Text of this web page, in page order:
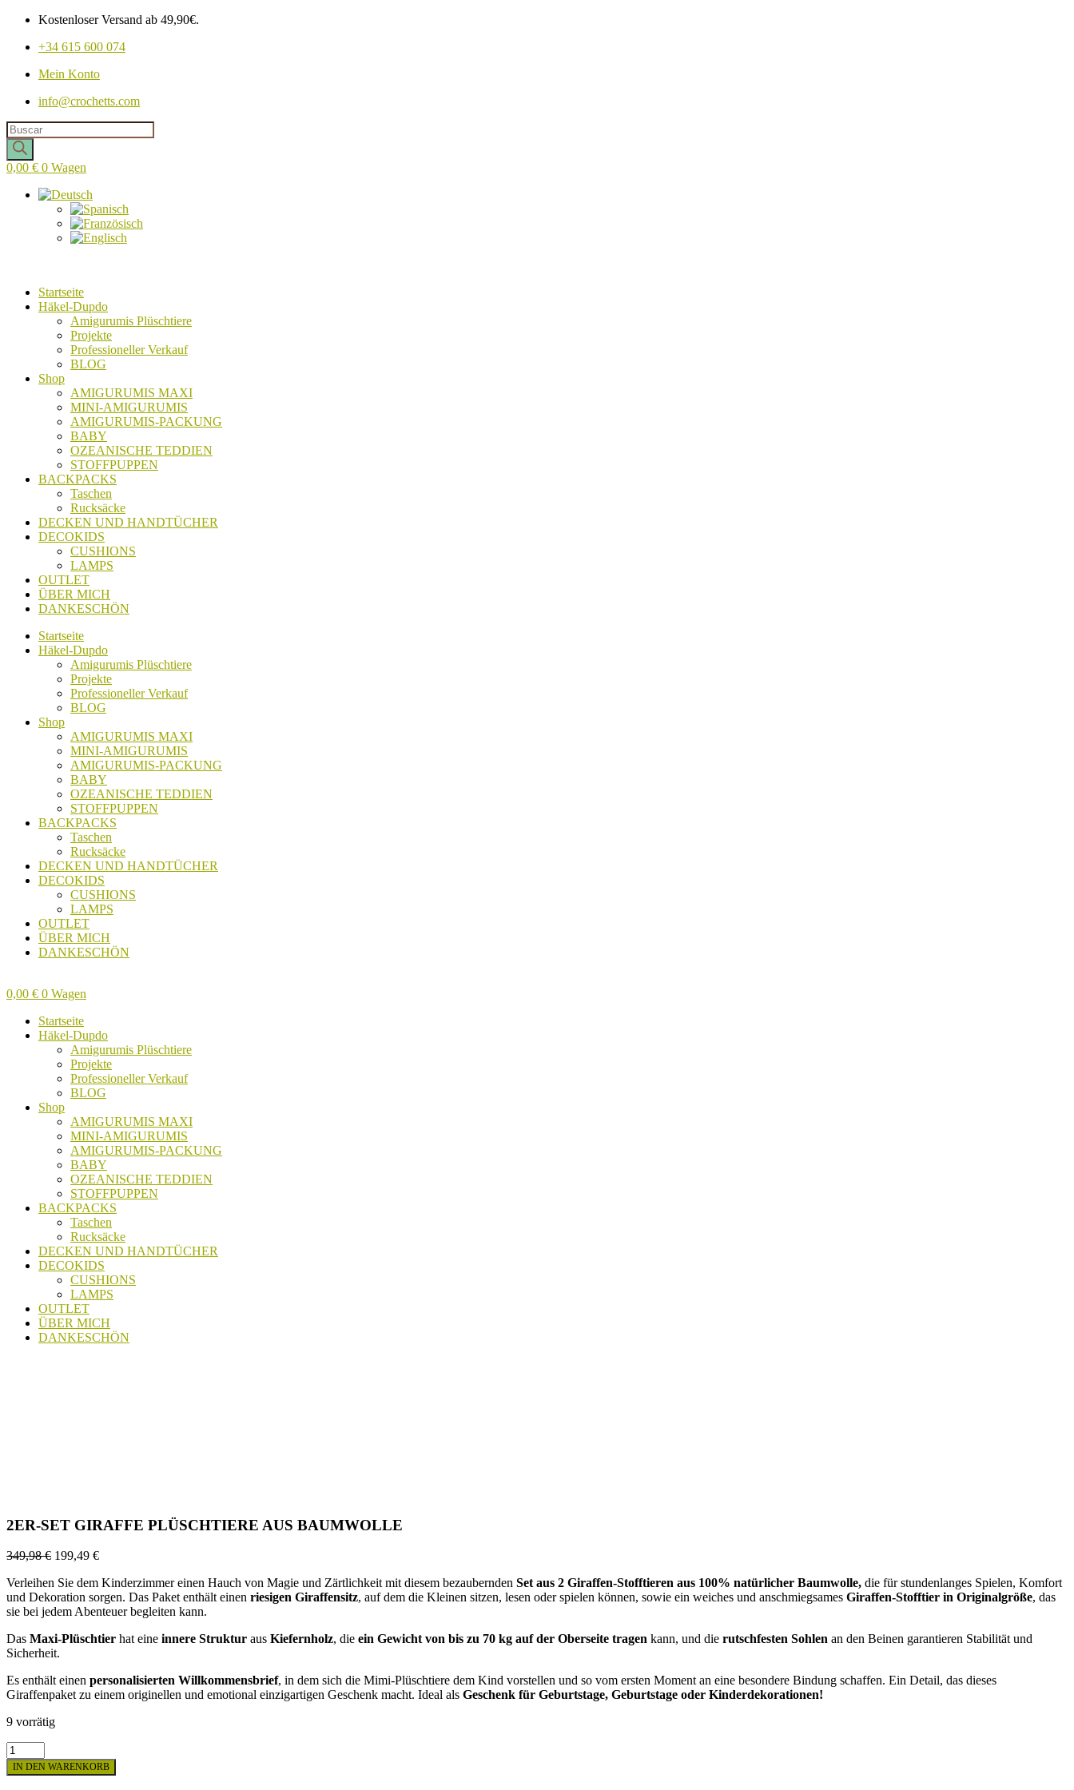
Kostenloser Versand ab 49,90€.
+34 615 600 074
Mein Konto
info@crochetts.com
Produkte
suchen
0,00 € 0 Wagen
Startseite
Häkel-Dupdo
Amigurumis Plüschtiere
Projekte
Professioneller Verkauf
BLOG
Shop
AMIGURUMIS MAXI
MINI-AMIGURUMIS
AMIGURUMIS-PACKUNG
BABY
OZEANISCHE TEDDIEN
STOFFPUPPEN
BACKPACKS
Taschen
Rucksäcke
DECKEN UND HANDTÜCHER
DECOKIDS
CUSHIONS
LAMPS
OUTLET
ÜBER MICH
DANKESCHÖN
Startseite
Häkel-Dupdo
Amigurumis Plüschtiere
Projekte
Professioneller Verkauf
BLOG
Shop
AMIGURUMIS MAXI
MINI-AMIGURUMIS
AMIGURUMIS-PACKUNG
BABY
OZEANISCHE TEDDIEN
STOFFPUPPEN
BACKPACKS
Taschen
Rucksäcke
DECKEN UND HANDTÜCHER
DECOKIDS
CUSHIONS
LAMPS
OUTLET
ÜBER MICH
DANKESCHÖN
0,00 € 0 Wagen
Startseite
Häkel-Dupdo
Amigurumis Plüschtiere
Projekte
Professioneller Verkauf
BLOG
Shop
AMIGURUMIS MAXI
MINI-AMIGURUMIS
AMIGURUMIS-PACKUNG
BABY
OZEANISCHE TEDDIEN
STOFFPUPPEN
BACKPACKS
Taschen
Rucksäcke
DECKEN UND HANDTÜCHER
DECOKIDS
CUSHIONS
LAMPS
OUTLET
ÜBER MICH
DANKESCHÖN
2ER-SET GIRAFFE PLÜSCHTIERE AUS BAUMWOLLE
349,98€ 199,49 €
Verleihen Sie dem Kinderzimmer einen Hauch von Magie und Zärtlichkeit mit diesem bezaubernden Set aus 2 Giraffen-Stofftieren aus 100% natürlicher Baumwolle, die für stundenlanges Spielen, Komfort
und Dekoration sorgen. Das Paket enthält einen riesigen Giraffensitz, auf dem die Kleinen sitzen, lesen oder spielen können, sowie ein weiches und anschmiegsames Giraffen-Stofftier in Originalgröße, das
sie bei jedem Abenteuer begleiten kann.
Das Maxi-Plüschtier hat eine innere Struktur aus Kiefernholz, die ein Gewicht von bis zu 70 kg auf der Oberseite tragen kann, und die rutschfesten Sohlen an den Beinen garantieren Stabilität und
Sicherheit.
Es enthält einen personalisierten Willkommensbrief, in dem sich die Mimi-Plüschtiere dem Kind vorstellen und so vom ersten Moment an eine besondere Bindung schaffen. Ein Detail, das dieses
Giraffenpaket zu einem originellen und emotional einzigartigen Geschenk macht. Ideal als Geschenk für Geburtstage, Geburtstage oder Kinderdekorationen!
9 vorrätig
2ER-
SET
GIRAFFE
IN DEN WARENKORB